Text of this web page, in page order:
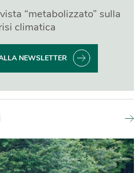
“metabolizzato” sulla
climatica
NEWSLETTER